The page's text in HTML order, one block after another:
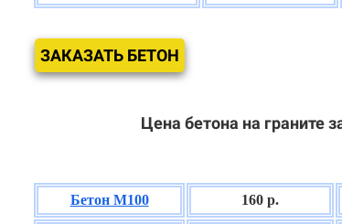
ЗАКАЗАТЬ БЕТОН
Цена бетона на граните
Бетон М100 160 р.